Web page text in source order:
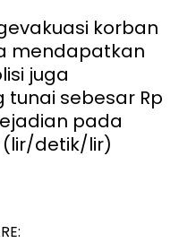
korban
mendapatkan
juga
sebesar Rp
pada
detik/lir)